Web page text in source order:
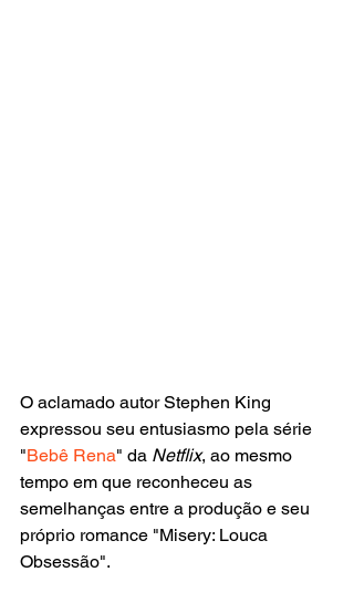
O aclamado autor Stephen King
expressou seu entusiasmo pela série
"Bebê Rena" da Netflix, ao mesmo
tempo em que reconheceu as
semelhanças entre a produção e seu
próprio romance "Misery: Louca
Obsessão".